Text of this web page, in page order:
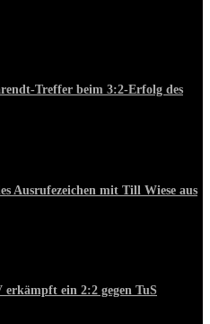
Treffer beim 3:2-Erfolg des
Ausrufezeichen mit Till Wiese aus
ein 2:2 gegen TuS